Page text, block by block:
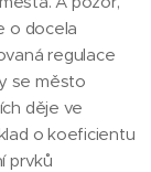
o docela
regulace
se město
děje ve
o koeficientu
prvků